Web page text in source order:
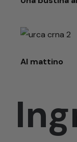
Al mattino